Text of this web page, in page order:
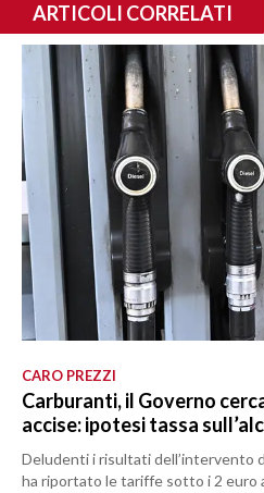
ARTICOLI CORRELATI
CARO PREZZI
Carburanti, il Governo
accise: ipotesi tassa
Deludenti i risultati dell’intervento
ha riportato le tariffe sotto i 2 euro